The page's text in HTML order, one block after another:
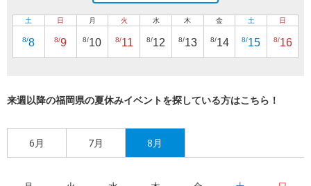
土
8/8
日
8/9
月
8/10
火
8/11
水
8/12
木
8/13
金
8/14
土
8/15
日
8/16
来週以降の福岡県の夏休みイベントを探している方はこちら！
6月 7月 8月